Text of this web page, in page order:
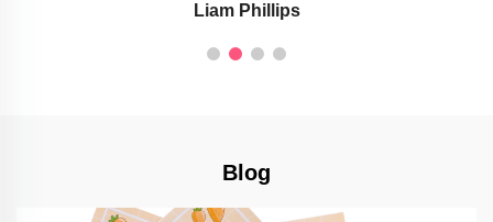
Savannah Taylor.
Blog